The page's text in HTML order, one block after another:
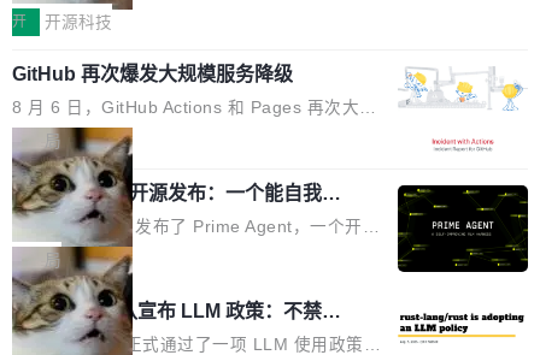
度宣传的。」 这才是真正的痛点。不是所有论文
都有问题，是最吸引眼球的那批论文最有问题。
他引用的帖子来自 Mathew Shen，一位 ICLR 2
026 的读者：「看了篇 ...
eu 的理由很具体。FA 系列不需要解释，但 FA2 是他认为最重要的
些"邪恶的" Hopper++ 优化所淹没，足够容易修改和适配。 更关键
的是 FA2 的持久性...
化、网联化、协同化发展。作为面向全场景、跨终端的分布式操作
设备的开发、连接与互联提供关键支撑，也为产业链企业探索产品
创新与商业增长打开新的空间。 8月14日，开源鸿蒙智能硬件开发
者日（OHDD：OpenHarmony Hardware Developer Day）将在
杭州启航。活动面向智能硬件产业链企业和开发者，邀请行业专家
与资深技术顾问，围绕开源鸿蒙技术能力、设备适配、芯片适配、
功耗与稳定性调优、兼容性测评及统一互联等内容展开系统讲解和
实战交流，帮助企业进一步了解开源鸿蒙在智能...
开 开源科技
GitHub 再次爆发大规模服务降级
8 月 6 日，GitHub Actions 和 Pages 再次大规
模服务降级，Actions 完全不可用超过 5 小时，
webhook 停发，连自托管 runner 也因调度层故
障无法工作。Pages、Copilot code review、C
opilot coding agent 全部受影响。从检测到完全
恢复，大约 12 小时。 这是 2026 年 8 月的第六
起事故，其中四起与 AI/Copilot 服务相关。 Git
Hub 员工 kdaigle 在 HN 讨论中贴出了一组数
据：2025 年全年 10 亿次 commit。现在，每周
局
Prime Agent 开源发布：一个能自我改
进的编程 Agent，ARC-AGI 3 超越人类
专家基线
Prime Intellect 发布了 Prime Agent，一个开源
的编程 Agent Harness，核心设计围绕两个抽
象：Recursive Language Model（RLM）和 C
ontinual Harness。在 ARC-AGI 3 基准测试
上，Prime Agent + Opus 5 的组合达到了 95.
局
Rust 项目团队宣布 LLM 政策：不禁
止，但你要承认哪些代码不是你写的
Rust 语言项目正式通过了一项 LLM 使用政策，